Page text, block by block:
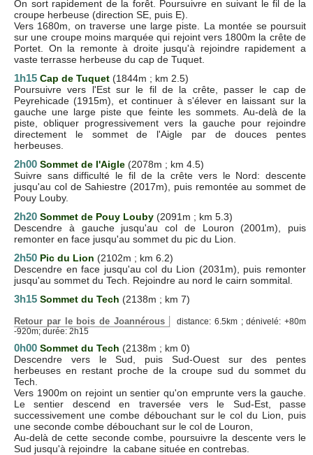
On sort rapidement de la forêt. Poursuivre en suivant le fil de la
croupe herbeuse (direction SE, puis E).
Vers 1680m, on traverse une large piste. La montée se poursuit
sur une croupe moins marquée qui rejoint vers 1800m la crête de
Portet. On la remonte à droite jusqu'à rejoindre rapidement a
vaste terrasse herbeuse du cap de Tuquet.
1h15 Cap de Tuquet (1844m ; km 2.5)
Poursuivre vers l'Est sur le fil de la crête, passer le cap de
Peyrehicade (1915m), et continuer à s'élever en laissant sur la
gauche une large piste que feinte les sommets. Au-delà de la
piste, obliquer progressivement vers la gauche pour rejoindre
directement le sommet de l'Aigle par de douces pentes
herbeuses.
2h00 Sommet de l'Aigle (2078m ; km 4.5)
Suivre sans difficulté le fil de la crête vers le Nord: descente
jusqu'au col de Sahiestre (2017m), puis remontée au sommet de
Pouy Louby.
2h20 Sommet de Pouy Louby (2091m ; km 5.3)
Descendre à gauche jusqu'au col de Louron (2001m), puis
remonter en face jusqu'au sommet du pic du Lion.
2h50 Pic du Lion (2102m ; km 6.2)
Descendre en face jusqu'au col du Lion (2031m), puis remonter
jusqu'au sommet du Tech. Rejoindre au nord le cairn sommital.
3h15 Sommet du Tech (2138m ; km 7)
Retour par le bois de Joannérous
distance: 6.5km ; dénivelé: +80m
-920m; durée: 2h15
0h00 Sommet du Tech (2138m ; km 0)
Descendre vers le Sud, puis Sud-Ouest sur des pentes
herbeuses en restant proche de la croupe sud du sommet du
Tech.
Vers 1900m on rejoint un sentier qu'on emprunte vers la gauche.
Le sentier descend en traversée vers le Sud-Est, passe
successivement une combe débouchant sur le col du Lion, puis
une seconde combe débouchant sur le col de Louron,
Au-delà de cette seconde combe, poursuivre la descente vers le
Sud jusqu'à rejoindre la cabane située en contrebas.